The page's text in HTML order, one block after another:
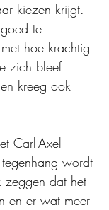
kiezen krijgt.
te
hoe krachtig
zich bleef
kreeg ook
Carl-Axel
wordt
zeggen dat het
en er wat meer